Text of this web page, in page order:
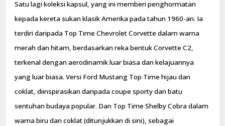
Satu lagi koleksi kapsul, yang ini memberi penghormatan
kepada kereta sukan klasik Amerika pada tahun 1960-an. Ia
terdiri daripada Top Time Chevrolet Corvette dalam warna
merah dan hitam, berdasarkan reka bentuk Corvette C2,
terkenal dengan aerodinamik luar biasa dan kelajuannya
yang luar biasa. Versi Ford Mustang Top Time hijau dan
coklat, diinspirasikan daripada coupe sporty dan batu
sentuhan budaya popular. Dan Top Time Shelby Cobra dalam
warna biru dan coklat (ditunjukkan di sini), sebagai